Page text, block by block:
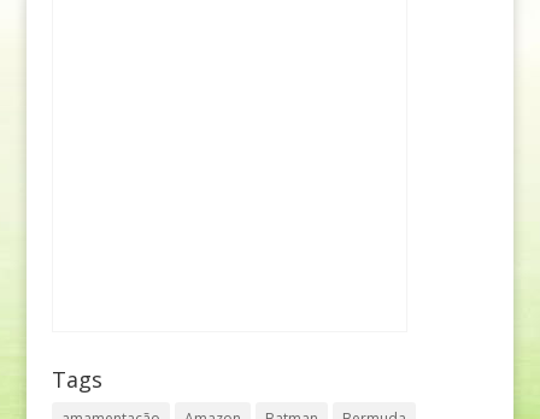
Tags